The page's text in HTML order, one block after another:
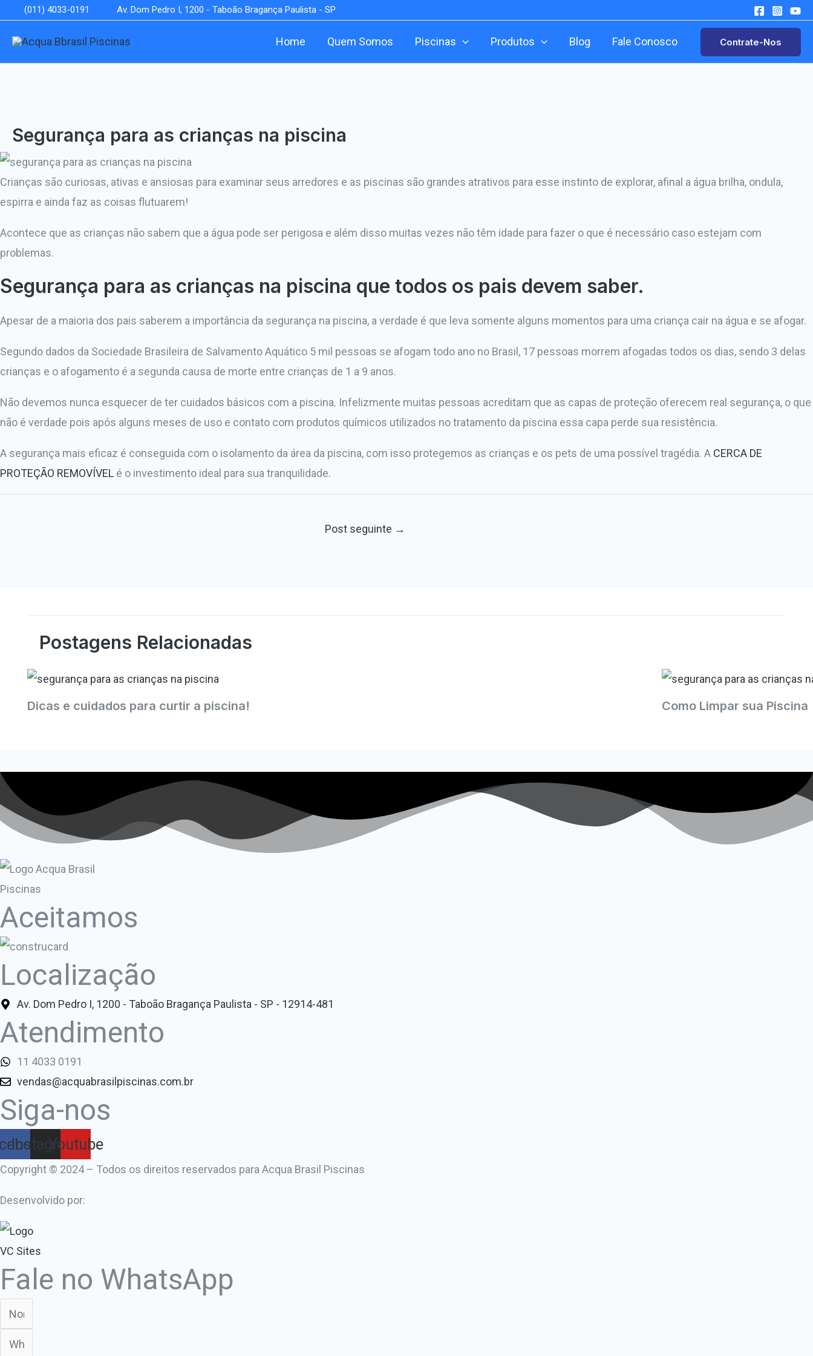
(011) 4033-0191 Av. Dom Pedro I, 1200 - Taboão Bragança Paulista - SP
Home Quem Somos Piscinas Produtos Blog Fale Conosco Contrate-Nos
Segurança para as crianças na piscina
Crianças são curiosas, ativas e ansiosas para examinar seus arredores e as piscinas são grandes atrativos para esse instinto de explorar, afinal a água brilha, ondula,
espirra e ainda faz as coisas flutuarem!
Acontece que as crianças não sabem que a água pode ser perigosa e além disso muitas vezes não têm idade para fazer o que é necessário caso estejam com
problemas.
Segurança para as crianças na piscina que todos os pais devem saber.
Apesar de a maioria dos pais saberem a importância da segurança na piscina, a verdade é que leva somente alguns momentos para uma criança cair na água e se afogar.
Segundo dados da Sociedade Brasileira de Salvamento Aquático 5 mil pessoas se afogam todo ano no Brasil, 17 pessoas morrem afogadas todos os dias, sendo 3 delas
crianças e o afogamento é a segunda causa de morte entre crianças de 1 a 9 anos.
Não devemos nunca esquecer de ter cuidados básicos com a piscina. Infelizmente muitas pessoas acreditam que as capas de proteção oferecem real segurança, o que
não é verdade pois após alguns meses de uso e contato com produtos químicos utilizados no tratamento da piscina essa capa perde sua resistência.
A segurança mais eficaz é conseguida com o isolamento da área da piscina, com isso protegemos as crianças e os pets de uma possível tragédia. A CERCA DE
PROTEÇÃO REMOVÍVEL é o investimento ideal para sua tranquilidade.
Post seguinte →
Postagens Relacionadas
Dicas e cuidados para curtir a piscina! Como Limpar sua Piscina
Aceitamos
Localização
Av. Dom Pedro I, 1200 - Taboão Bragança Paulista - SP - 12914-481
Atendimento
11 4033 0191
vendas@acquabrasilpiscinas.com.br
Siga-nos
Instagram
Youtube
Copyright © 2024 – Todos os direitos reservados para Acqua Brasil Piscinas
Desenvolvido por:
Fale no WhatsApp